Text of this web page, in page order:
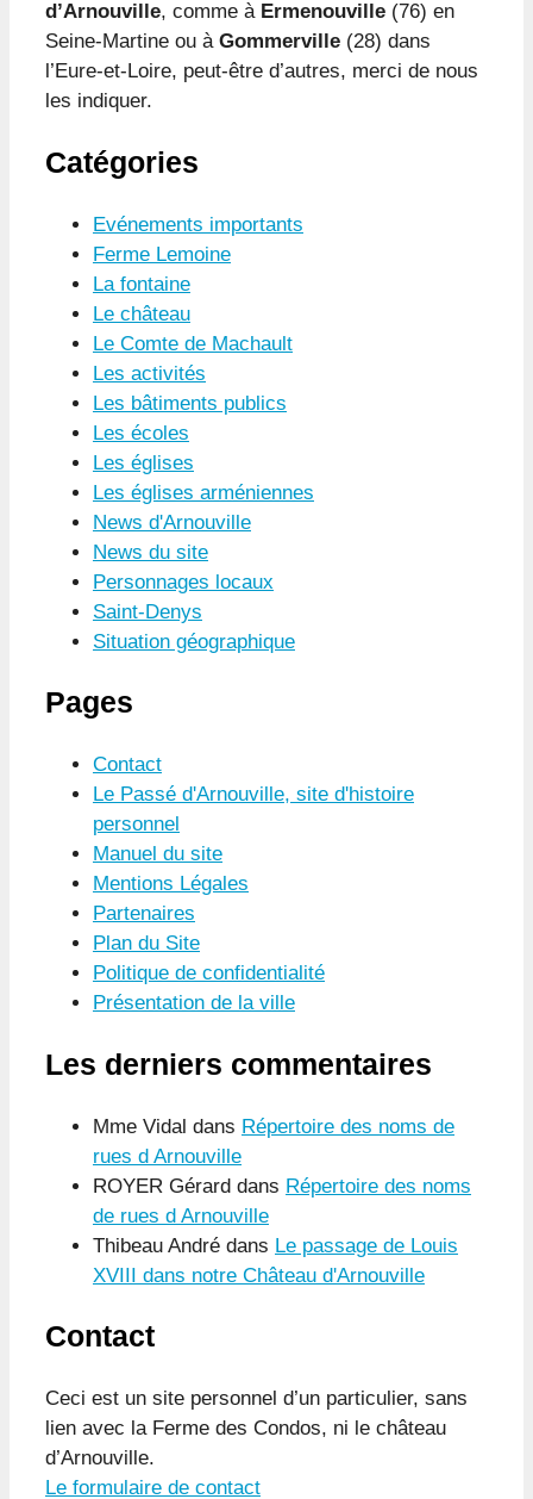
d’Arnouville, comme à Ermenouville (76) en
Seine-Martine ou à Gommerville (28) dans
l’Eure-et-Loire, peut-être d’autres, merci de nous
les indiquer.
Catégories
Evénements importants
Ferme Lemoine
La fontaine
Le château
Le Comte de Machault
Les activités
Les bâtiments publics
Les écoles
Les églises
Les églises arméniennes
News d'Arnouville
News du site
Personnages locaux
Saint-Denys
Situation géographique
Pages
Contact
Le Passé d'Arnouville, site d'histoire
personnel
Manuel du site
Mentions Légales
Partenaires
Plan du Site
Politique de confidentialité
Présentation de la ville
Les derniers commentaires
Mme Vidal dans Répertoire des noms de
rues d Arnouville
ROYER Gérard dans Répertoire des noms
de rues d Arnouville
Thibeau André dans Le passage de Louis
XVIII dans notre Château d'Arnouville
Contact
Ceci est un site personnel d’un particulier, sans
lien avec la Ferme des Condos, ni le château
d’Arnouville.
Le formulaire de contact